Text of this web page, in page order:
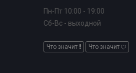
Пн-Пт 10:00 - 19:00
Сб-Вс - выходной
Что значит Что значит